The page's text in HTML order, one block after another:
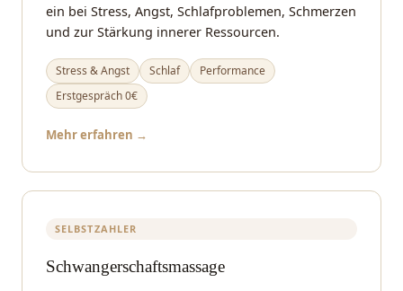
ein bei Stress, Angst, Schlafproblemen, Schmerzen
und zur Stärkung innerer Ressourcen.
Stress & Angst Schlaf
Performance
Erstgespräch 0€
Mehr erfahren →
SELBSTZAHLER
Schwangerschaftsmassage